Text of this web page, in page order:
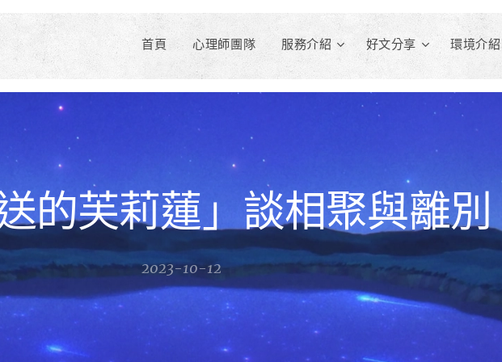
首頁 心理師團隊 服務介紹 好文分享 環境介紹
的芙莉蓮」談相聚與離別
2023-10-12